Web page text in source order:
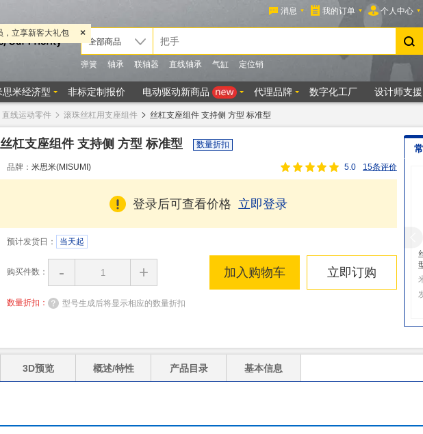
直线运动零件 滚珠丝杠用支座组件 丝杠支座组件 支持侧 方型 标准型
丝杠支座组件 支持侧 方型 标准型 数量折扣
品牌： 米思米(MISUMI) 5.0 15条评价
登录后可查看价格 立即登录
预计发货日： 当天起
购买件数： - +
数量折扣： 型号生成后将显示相应的数量折扣
加入购物车 立即订购
3D预览 概述/特性 产品目录 基本信息